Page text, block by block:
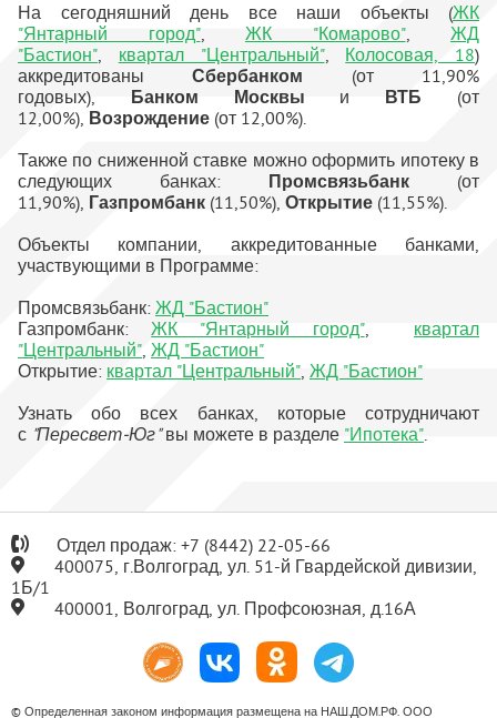
На сегодняшний день все наши объекты (ЖК
"Янтарный город", ЖК "Комарово", ЖД
"Бастион", квартал "Центральный", Колосовая, 18)
аккредитованыСбербанком (от 11,90%
годовых), Банком Москвы и ВТБ (от
12,00%), Возрождение (от 12,00%).
Также по сниженной ставке можно оформить ипотеку в
следующих банках: Промсвязьбанк (от
11,90%), Газпромбанк (11,50%), Открытие (11,55%).
Объекты компании, аккредитованные банками,
участвующими в Программе:
Промсвязьбанк: ЖД "Бастион"
Газпромбанк:ЖК "Янтарный город", квартал
"Центральный", ЖД "Бастион"
Открытие: квартал "Центральный", ЖД "Бастион"
Узнать обо всех банках, которые сотрудничают
с "Пересвет-Юг"вы можете в разделе "Ипотека".
Отдел продаж: +7 (8442) 22-05-66
400075, г.Волгоград, ул. 51-й Гвардейской дивизии,
1Б/1
400001, Волгоград, ул. Профсоюзная, д.16А
© Определенная законом информация размещена на НАШ.ДОМ.РФ. ООО